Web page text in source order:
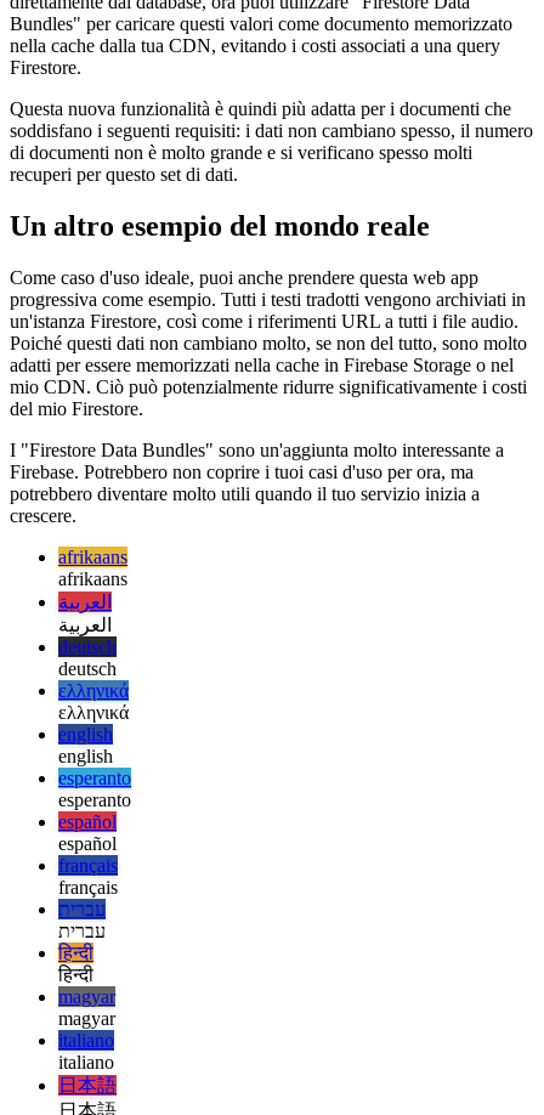
Il vantaggio di un tale pacchetto di dati diventa più chiaro quando si
osserva un esempio. Immagina di utilizzare frequentemente un set di
valori predefinito per un nuovo documento nel tuo Firestore, ad
esempio quando crei un nuovo utente. Invece di recuperare
direttamente dal database, ora puoi utilizzare "Firestore Data
Bundles" per caricare questi valori come documento memorizzato
nella cache dalla tua CDN, evitando i costi associati a una query
Firestore.
soddisfano i seguenti requisiti: i dati non cambiano spesso, il numero
recuperi per questo set di dati.
Un altro esempio del mondo reale
Come caso d'uso ideale, puoi anche prendere questa web app
progressiva come esempio. Tutti i testi tradotti vengono archiviati in
un'istanza Firestore, così come i riferimenti URL a tutti i file audio.
Poiché questi dati non cambiano molto, se non del tutto, sono molto
adatti per essere memorizzati nella cache in Firebase Storage o nel
mio CDN. Ciò può potenzialmente ridurre significativamente i costi
del mio Firestore.
I "Firestore Data Bundles" sono un'aggiunta molto interessante a
Firebase. Potrebbero non coprire i tuoi casi d'uso per ora, ma
potrebbero diventare molto utili quando il tuo servizio inizia a
crescere.
afrikaans
afrikaans
العربية
العربية
deutsch
deutsch
ελληνικά
ελληνικά
english
english
esperanto
esperanto
español
español
français
français
עברית
עברית
हिन्दी
हिन्दी
magyar